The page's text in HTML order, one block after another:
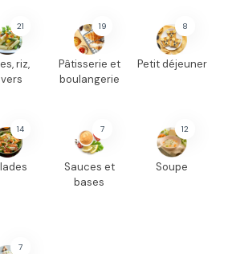
21
riz,
19
Pâtisserie et
boulangerie
8
Petit déjeuner
14 7
Sauces et
bases
12
Soupe
7